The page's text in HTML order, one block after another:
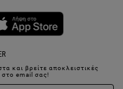
και βρείτε αποκλειστικές
email σας!